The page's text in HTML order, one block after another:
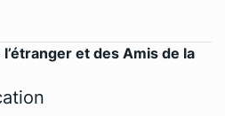
et des Amis de la